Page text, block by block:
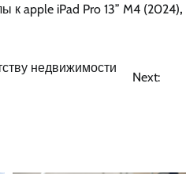
к apple iPad Pro 13” M4 (2024),
недвижимости
Next: